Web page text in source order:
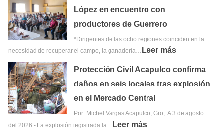
López en encuentro con
productores de Guerrero
*Dirigentes de las ocho regiones coinciden en la
necesidad de recuperar el campo, la ganadería…
Leer más
Protección Civil Acapulco confirma
daños en seis locales tras explosión
en el Mercado Central
Por: Michel Vargas Acapulco, Gro,. A 3 de agosto
del 2026.- La explosión registrada la…
Leer más